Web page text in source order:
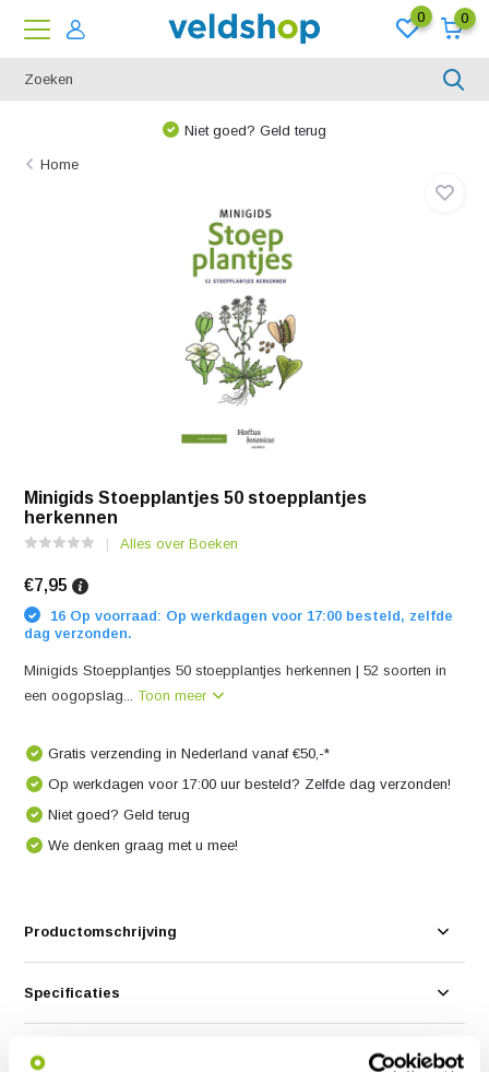
0 0
Niet goed? Geld terug
Home
Minigids Stoepplantjes 50 stoepplantjes
herkennen
Alles over Boeken
€7,95
16 Op voorraad: Op werkdagen voor 17:00 besteld, zelfde
dag verzonden.
Minigids Stoepplantjes 50 stoepplantjes herkennen | 52 soorten in
een oogopslag...Toon meer
Gratis verzending in Nederland vanaf €50,-*
Op werkdagen voor 17:00 uur besteld? Zelfde dag verzonden!
Niet goed? Geld terug
We denken graag met u mee!
Productomschrijving
Specificaties
Reviews